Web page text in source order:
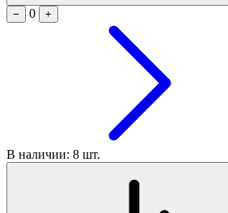
−
0 +
В наличии: 8 шт.